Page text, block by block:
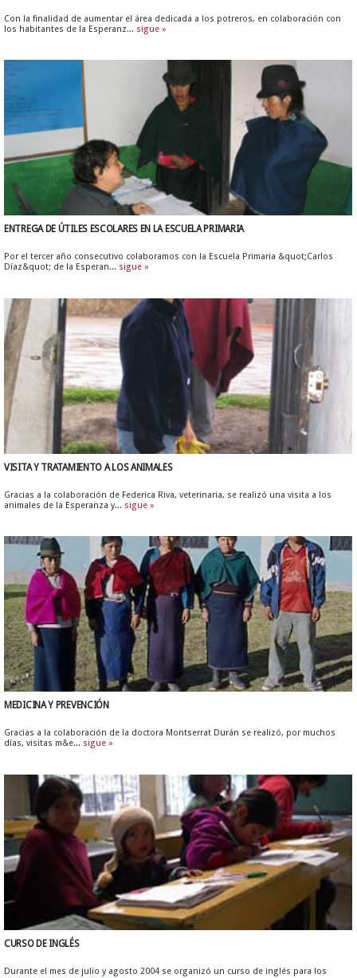
Con la finalidad de aumentar el área dedicada a los potreros, en colaboración con
los habitantes de la Esperanz... sigue »
ENTREGA DE ÚTILES ESCOLARES EN LA ESCUELA PRIMARIA
Por el tercer año consecutivo colaboramos con la Escuela Primaria &quot;Carlos
Díaz&quot; de la Esperan... sigue »
VISITA Y TRATAMIENTO A LOS ANIMALES
Gracias a la colaboración de Federica Riva, veterinaria, se realizó una visita a los
animales de la Esperanza y... sigue »
MEDICINA Y PREVENCIÓN
Gracias a la colaboración de la doctora Montserrat Durán se realizó, por muchos
días, visitas m&e... sigue »
CURSO DE INGLÉS
Durante el mes de julio y agosto 2004 se organizó un curso de inglés para los